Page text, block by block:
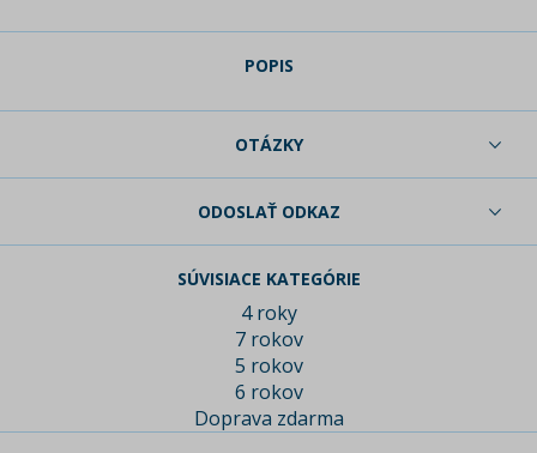
POPIS
OTÁZKY
ODOSLAŤ ODKAZ
SÚVISIACE KATEGÓRIE
4 roky
7 rokov
5 rokov
6 rokov
Doprava zdarma